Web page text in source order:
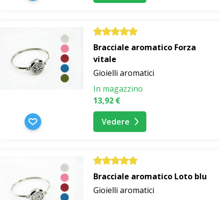
Bracciale aromatico Forza
vitale
Gioielli aromatici
In magazzino
13,92 €
Vedere
Bracciale aromatico Loto blu
Gioielli aromatici